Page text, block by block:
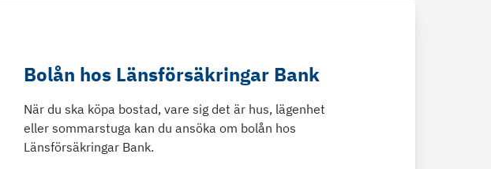
Bolån hos Länsförsäkringar Bank
När du ska köpa bostad, vare sig det är hus, lägenhet
eller sommarstuga kan du ansöka om bolån hos
Länsförsäkringar Bank.